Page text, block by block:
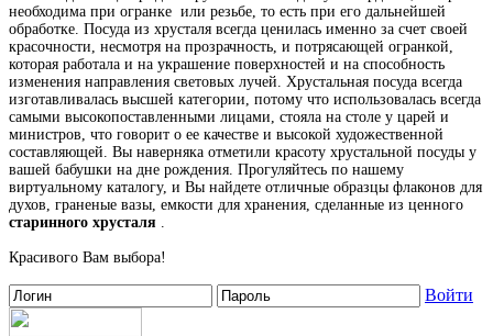
необходима при огранке или резьбе, то есть при его дальнейшей
обработке. Посуда из хрусталя всегда ценилась именно за счет своей
красочности, несмотря на прозрачность, и потрясающей огранкой,
которая работала и на украшение поверхностей и на способность
изменения направления световых лучей. Хрустальная посуда всегда
изготавливалась высшей категории, потому что использовалась всегда
самыми высокопоставленными лицами, стояла на столе у царей и
министров, что говорит о ее качестве и высокой художественной
составляющей. Вы наверняка отметили красоту хрустальной посуды у
вашей бабушки на дне рождения. Прогуляйтесь по нашему
виртуальному каталогу, и Вы найдете отличные образцы флаконов для
духов, граненые вазы, емкости для хранения, сделанные из ценного
старинного хрусталя .
Красивого Вам выбора!
Войти